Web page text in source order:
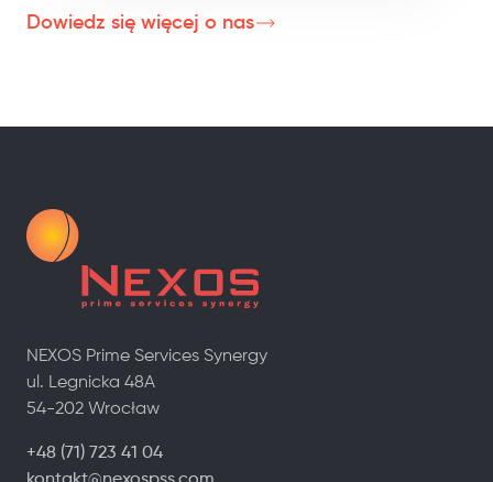
Dowiedz się więcej o nas
NEXOS Prime Services Synergy
ul. Legnicka 48A
54-202 Wrocław
+48 (71) 723 41 04